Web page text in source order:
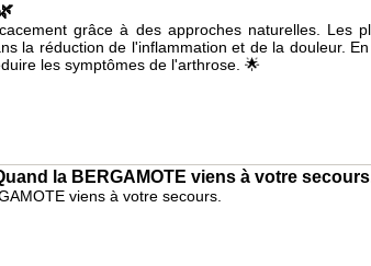
grâce à des approches naturelles. Les
la réduction de l'inflammation et de la douleur.
les symptômes de l'arthrose. 🌟
la BERGAMOTE viens à votre
viens à votre secours.